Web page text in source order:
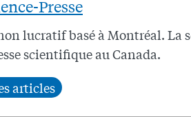
Presse
lucratif basé à Montréal. La
scientifique au Canada.